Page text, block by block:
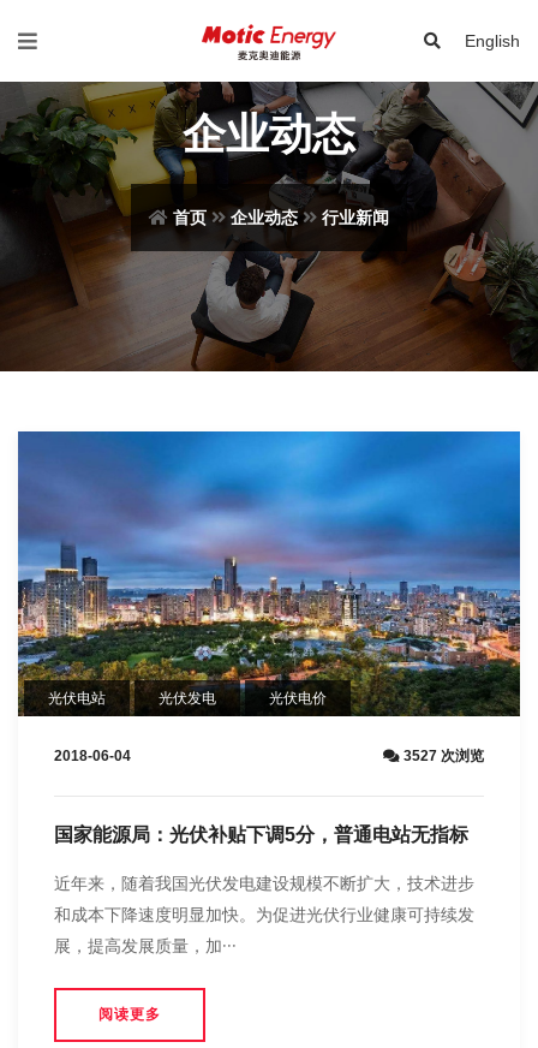
English
企业动态
首页 企业动态 行业新闻
光伏电站 光伏发电 光伏电价
2018-06-04 3527 次浏览
国家能源局：光伏补贴下调5分，普通电站无指标
近年来，随着我国光伏发电建设规模不断扩大，技术进步
和成本下降速度明显加快。为促进光伏行业健康可持续发
展，提高发展质量，加···
阅读更多